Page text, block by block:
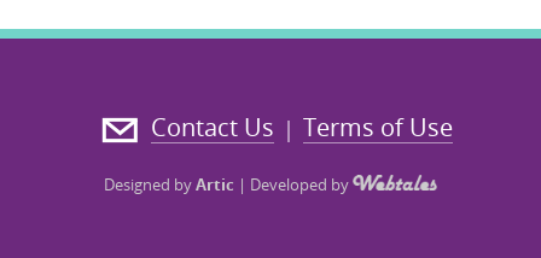
Terms of Use
|
Contact Us
Designed byArtic | Developed by